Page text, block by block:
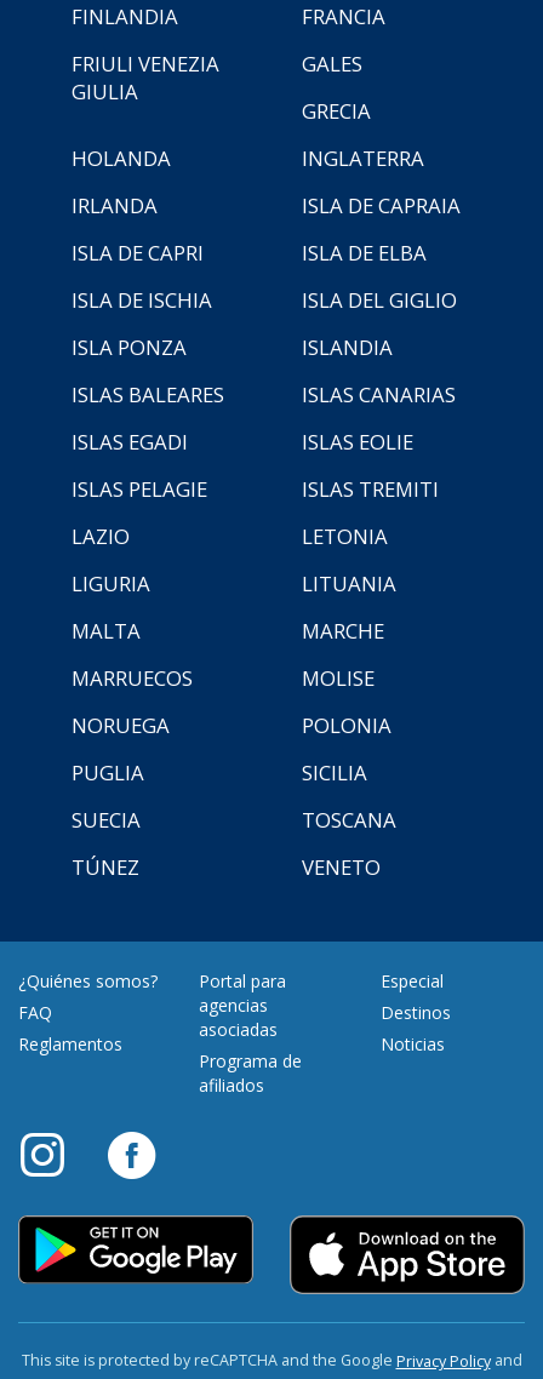
FINLANDIA
FRANCIA
FRIULI VENEZIA
GIULIA
GALES
GRECIA
HOLANDA
INGLATERRA
IRLANDA
ISLA DE CAPRAIA
ISLA DE CAPRI
ISLA DE ELBA
ISLA DE ISCHIA
ISLA DEL GIGLIO
ISLA PONZA
ISLANDIA
ISLAS BALEARES
ISLAS CANARIAS
ISLAS EGADI
ISLAS EOLIE
ISLAS PELAGIE
ISLAS TREMITI
LAZIO
LETONIA
LIGURIA
LITUANIA
MALTA
MARCHE
MARRUECOS
MOLISE
NORUEGA
POLONIA
PUGLIA
SICILIA
SUECIA
TOSCANA
TÚNEZ
VENETO
¿Quiénes somos?
FAQ
Reglamentos
Portal para
agencias
asociadas
Programa de
afiliados
Especial
Destinos
Noticias
This site is protected by reCAPTCHA and the Google Privacy Policyand